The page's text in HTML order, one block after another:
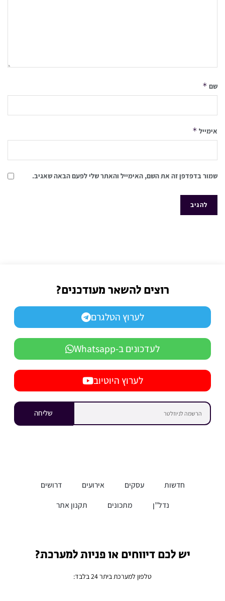
שם *
אימייל *
שמור בדפדפן זה את השם, האימייל והאתר שלי לפעם הבאה שאגיב.
רוצים להשאר מעודכנים?
לערוץ הטלגרם
לעדכונים ב-Whatsapp
לערוץ היוטיוב
שליחה
חדשות עסקים אירועים
דרושים
נדל”ן
מתכונים תקנון אתר
יש לכם דיווחים או פניות למערכת?
טלפון למערכת ביתר 24 בלבד: